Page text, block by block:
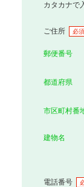
カタカナで
ご住所 必須
郵便番号
都道府県
市区町村番
建物名
電話番号